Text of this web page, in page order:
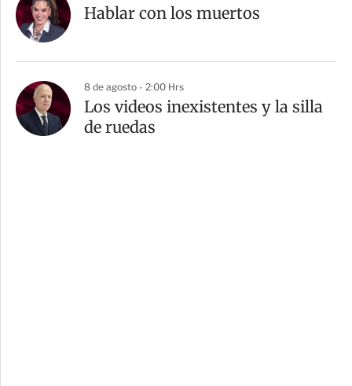
Hablar con los muertos
8 de agosto - 2:00 Hrs
Los videos inexistentes y la silla
de ruedas